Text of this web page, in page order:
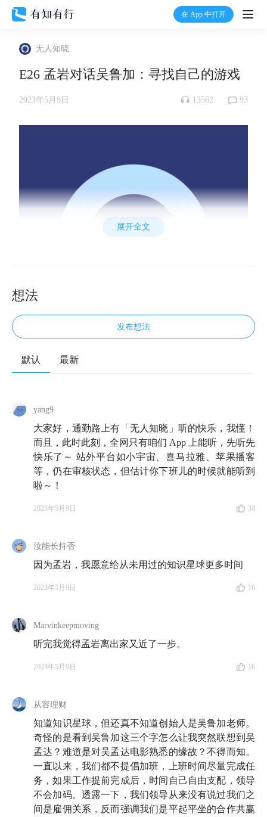
在 App 中打开
打
温度计
加入我们
无人知晓
E26 孟岩对话吴鲁加：寻找自己的游戏
2023年5月9日 13562 93
认识的时间并不短，平时也有不少交流，但通过录制这
一期节目，我也解锁了吴老师的另一面。
比如，之前，我知道他是国内信息安全领域有名的专
家，却不知道他并非科班出身，甚至，还曾经做过很多
份与互联网相去甚远的工作；比如，今年是他创业的第
18 年，他给自己设立的目标不是赚多少钱，而是「希
同为创业者，当我听到他分享自己独特的个人经历、独
特的小目标时，我想到了很多，也追问了很多。祝你收
听愉快，也祝愿你能够找到自己的游戏。
🛡️ 本期嘉宾
🗺️ 收听地图
01:34孟岩和吴老师是怎么认识的？
07:21 为什么吴老师出了名地「不鼓励加班」？
10:45 在成为信息安全专家之前的吴老师，经历有点特
展开全文
想法
发布想法
默认 最新
yang9
大家好，通勤路上有「无人知晓」听的快乐，我懂！
而且，此时此刻，全网只有咱们 App 上能听，先听先
快乐了～ 站外平台如小宇宙、喜马拉雅、苹果播客
等，仍在审核状态，但估计你下班儿的时候就能听到
啦～！
2023年5月9日 34
汝能长持否
因为孟岩，我愿意给从未用过的知识星球更多时间
2023年5月9日 16
Marvinkeepmoving
听完我觉得孟岩离出家又近了一步。
2023年5月9日 16
从容理财
知道知识星球，但还真不知道创始人是吴鲁加老师。
奇怪的是看到吴鲁加这三个字怎么让我突然联想到吴
孟达？难道是对吴孟达电影熟悉的缘故？不得而知。
一直以来，我们都不提倡加班，上班时间尽量完成任
务，如果工作提前完成后，时间自己自由支配，领导
不会加码。透露一下，我们领导从来没有说过我们之
间是雇佣关系，反而强调我们是平起平坐的合作共赢